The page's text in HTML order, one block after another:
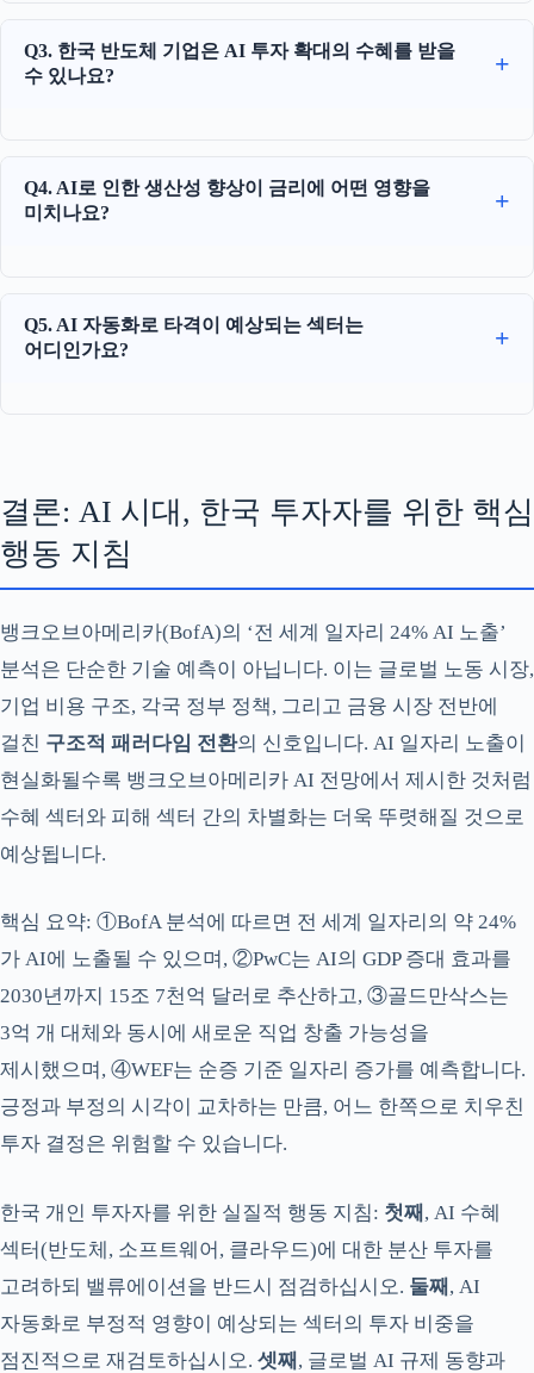
Q3. 한국 반도체 기업은 AI 투자 확대의 수혜를 받을
수 있나요?
Q4. AI로 인한 생산성 향상이 금리에 어떤 영향을
미치나요?
Q5. AI 자동화로 타격이 예상되는 섹터는
어디인가요?
결론: AI 시대, 한국 투자자를 위한 핵심
행동 지침
뱅크오브아메리카(BofA)의 ‘전 세계 일자리 24% AI 노출’
분석은 단순한 기술 예측이 아닙니다. 이는 글로벌 노동 시장,
기업 비용 구조, 각국 정부 정책, 그리고 금융 시장 전반에
걸친 구조적 패러다임 전환의 신호입니다. AI 일자리 노출이
현실화될수록 뱅크오브아메리카 AI 전망에서 제시한 것처럼
수혜 섹터와 피해 섹터 간의 차별화는 더욱 뚜렷해질 것으로
예상됩니다.
핵심 요약: ①BofA 분석에 따르면 전 세계 일자리의 약 24%
가 AI에 노출될 수 있으며, ②PwC는 AI의 GDP 증대 효과를
2030년까지 15조 7천억 달러로 추산하고, ③골드만삭스는
3억 개 대체와 동시에 새로운 직업 창출 가능성을
제시했으며, ④WEF는 순증 기준 일자리 증가를 예측합니다.
긍정과 부정의 시각이 교차하는 만큼, 어느 한쪽으로 치우친
투자 결정은 위험할 수 있습니다.
한국 개인 투자자를 위한 실질적 행동 지침: 첫째 , AI 수혜
섹터(반도체, 소프트웨어, 클라우드)에 대한 분산 투자를
고려하되 밸류에이션을 반드시 점검하십시오. 둘째 , AI
자동화로 부정적 영향이 예상되는 섹터의 투자 비중을
점진적으로 재검토하십시오. 셋째 , 글로벌 AI 규제 동향과